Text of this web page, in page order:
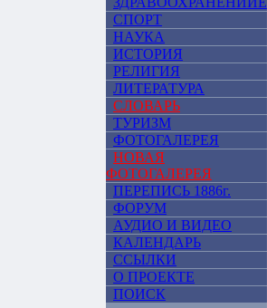
СПОРТ
НАУКА
ИСТОРИЯ
РЕЛИГИЯ
ЛИТЕРАТУРА
СЛОВАРЬ
ТУРИЗМ
ФОТОГАЛЕРЕЯ
НОВАЯ
ФОТОГАЛЕРЕЯ
ПЕРЕПИСЬ 1886г.
ФОРУМ
АУДИО И ВИДЕО
КАЛЕНДАРЬ
ССЫЛКИ
О ПРОЕКТЕ
ПОИСК